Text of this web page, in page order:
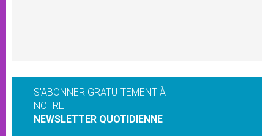
S'ABONNER GRATUITEMENT À
NOTRE
NEWSLETTER QUOTIDIENNE